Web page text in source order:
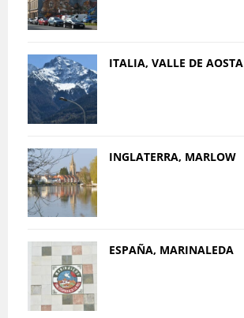
ITALIA, VALLE DE AOSTA
INGLATERRA, MARLOW
ESPAÑA, MARINALEDA